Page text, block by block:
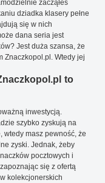
zacząłeś
dziadka klasery pełne
się w nich
dana seria jest
Jest duża szansa, że
Znaczkopol.pl. Wtedy jej
to
inwestycją.
szybko zyskują na
wtedy masz pewność, że
zyski. Jednak, żeby
pocztowych i
się z ofertą
kolekcjonerskich